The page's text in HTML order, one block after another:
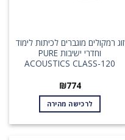
זוג רמקולים מוגברים לכיתות לימוד
וחדרי ישיבות PURE
ACOUSTICS CLASS-120
₪774
לרכישה מהירה